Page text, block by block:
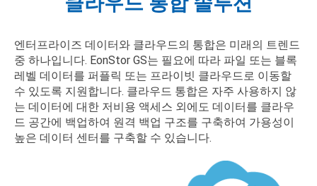
엔터프라이즈 데이터와 클라우드의 통합은 미래의 트렌드
중 하나입니다. EonStor GS는 필요에 따라 파일 또는 블록
레벨 데이터를 퍼플릭 또는 프라이빗 클라우드로 이동할
수 있도록 지원합니다. 클라우드 통합은 자주 사용하지 않
는 데이터에 대한 저비용 액세스 외에도 데이터를 클라우
드 공간에 백업하여 원격 백업 구조를 구축하여 가용성이
높은 데이터 센터를 구축할 수 있습니다.